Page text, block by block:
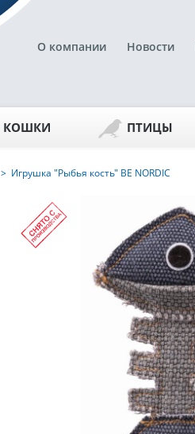
О компании Новости
КОШКИ ПТИЦЫ
> Игрушка "Рыбья кость" BE NORDIC